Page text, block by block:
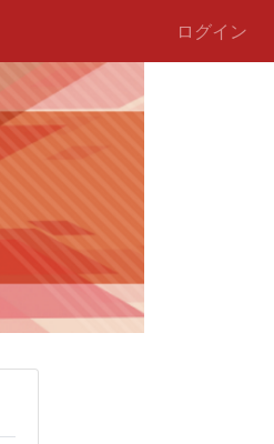
ログイン